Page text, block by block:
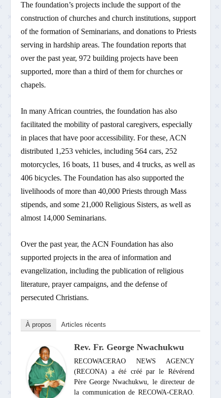
The foundation’s projects include the support of the
construction of churches and church institutions, support
of the formation of Seminarians, and donations to Priests
serving in hardship areas. The foundation reports that
over the past year, 972 building projects have been
supported, more than a third of them for churches or
chapels.
In many African countries, the foundation has also
facilitated the mobility of pastoral caregivers, especially
in places that have poor accessibility. For these, ACN
distributed 1,253 vehicles, including 564 cars, 252
motorcycles, 16 boats, 11 buses, and 4 trucks, as well as
406 bicycles. The Foundation has also supported the
livelihoods of more than 40,000 Priests through Mass
stipends, and some 21,000 Religious Sisters, as well as
almost 14,000 Seminarians.
Over the past year, the ACN Foundation has also
supported projects in the area of information and
evangelization, including the publication of religious
literature, prayer campaigns, and the defense of
persecuted Christians.
À propos Articles récents
Rev. Fr. George Nwachukwu
RECOWACERAO NEWS AGENCY
(RECONA) a été créé par le Révérend
Père George Nwachukwu, le directeur de
la communication de RECOWA-CERAO.